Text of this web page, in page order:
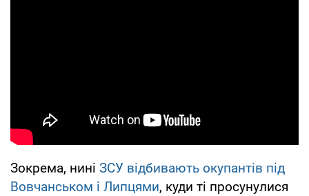
Зокрема, нині ЗСУ відбивають окупантів під
Вовчанськом і Липцями, куди ті просунулися